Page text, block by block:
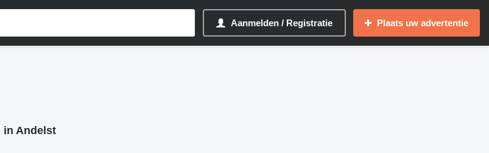
Aanmelden / Registratie Plaats uw advertentie
in Andelst